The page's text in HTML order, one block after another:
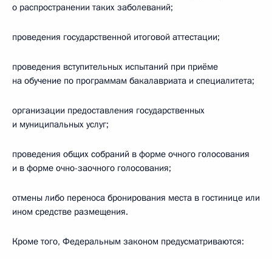
о распространении таких заболеваний;
проведения государственной итоговой аттестации;
проведения вступительных испытаний при приёме
на обучение по программам бакалавриата и специалитета;
организации предоставления государственных
и муниципальных услуг;
проведения общих собраний в форме очного голосования
и в форме очно-заочного голосования;
отмены либо переноса бронирования места в гостинице или
ином средстве размещения.
Кроме того, Федеральным законом предусматриваются: